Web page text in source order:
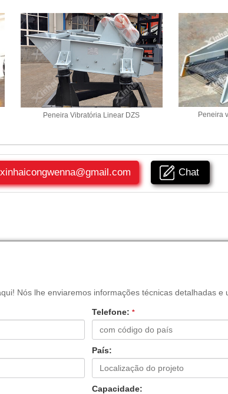
Peneira Vibratória Linear DZS Peneira
xinhaicongwenna@gmail.com Chat
Nós lhe enviaremos informações técnicas detalhadas e
Telefone: *
País:
Capacidade: